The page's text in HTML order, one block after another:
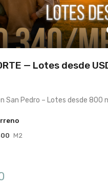
— Lotes desde
San Pedro – Lotes desde 800
M2